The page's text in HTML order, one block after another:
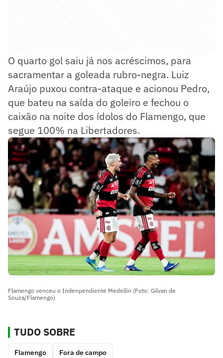
O quarto gol saiu já nos acréscimos, para
sacramentar a goleada rubro-negra. Luiz
Araújo puxou contra-ataque e acionou Pedro,
que bateu na saída do goleiro e fechou o
caixão na noite dos ídolos do Flamengo, que
segue 100% na Libertadores.
Flamengo venceu o Indenpendiente Medellín (Foto: Gilvan de
Souza/Flamengo)
TUDO SOBRE
Flamengo Fora de campo